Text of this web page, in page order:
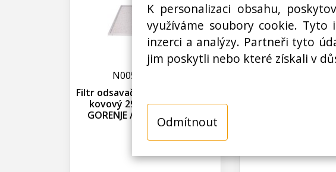
K personalizaci obsahu,
využíváme soubory cookie.
inzerci a analýzy. Partneři tyto
jim poskytli nebo které získali v
Odmítnout
N00500236200
Filtr odsavače par, digestoře -
kovový 293337 HISENSE /
GORENJE / MORA, originál